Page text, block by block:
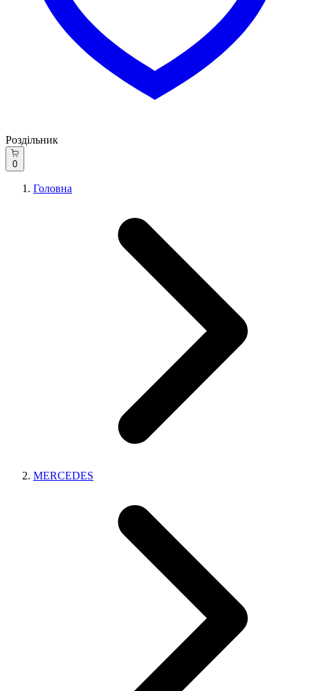
Роздільник
0
Головна
MERCEDES